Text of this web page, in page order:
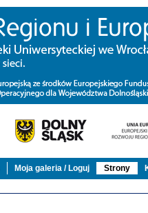
Moja galeria / Loguj Strony